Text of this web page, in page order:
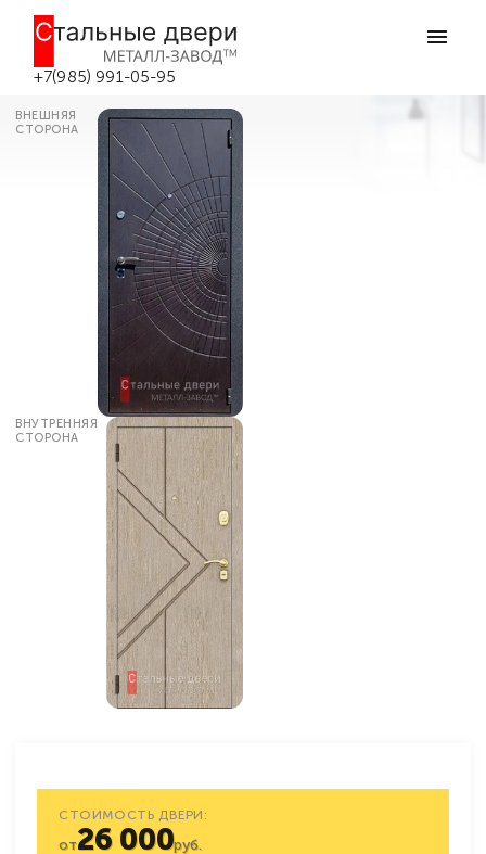
+7(985) 991-05-95
Уличная дверь с терморазрывом
№33 в Боровске
Главная
ВНЕШНЯЯ
СТОРОНА
ВНУТРЕННЯЯ
СТОРОНА
СТОИМОСТЬ ДВЕРИ:
от26 000руб.